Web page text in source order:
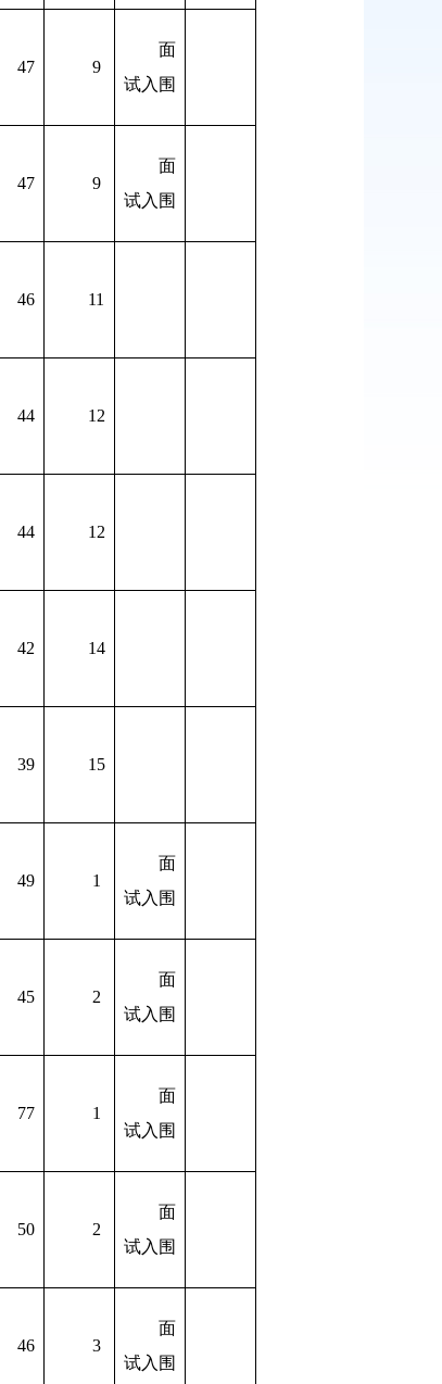
47 9
面
试入围
47 9
面
试入围
46 11
44 12
44 12
42 14
39 15
49 1
面
试入围
45 2
面
试入围
77 1
面
试入围
50 2
面
试入围
46 3
面
试入围